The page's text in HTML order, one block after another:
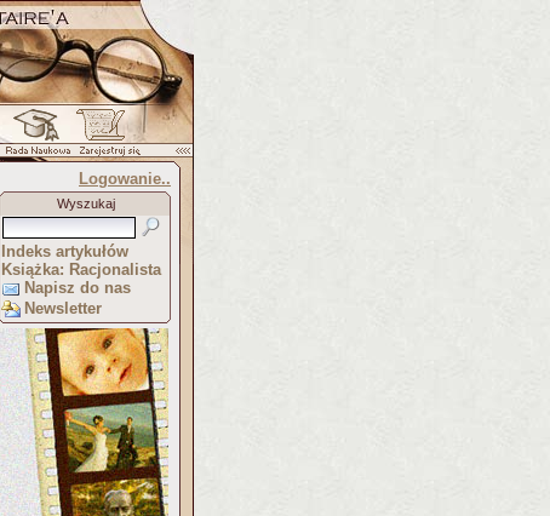
Logowanie..
Wyszukaj
Indeks artykułów
Książka: Racjonalista
Napisz do nas
Newsletter